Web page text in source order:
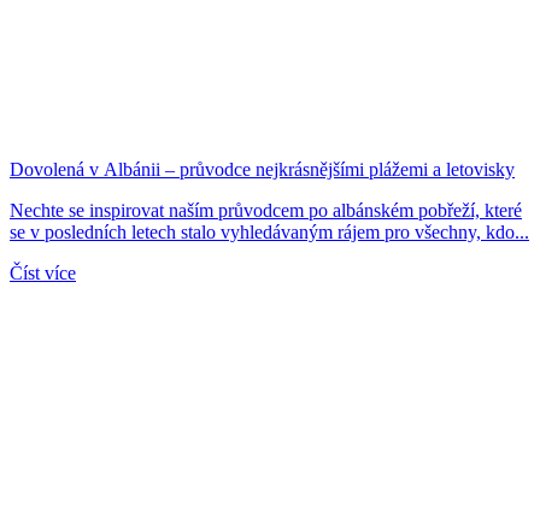
Dovolená v Albánii – průvodce nejkrásnějšími plážemi a letovisky
Nechte se inspirovat naším průvodcem po albánském pobřeží, které
se v posledních letech stalo vyhledávaným rájem pro všechny, kdo...
Číst více